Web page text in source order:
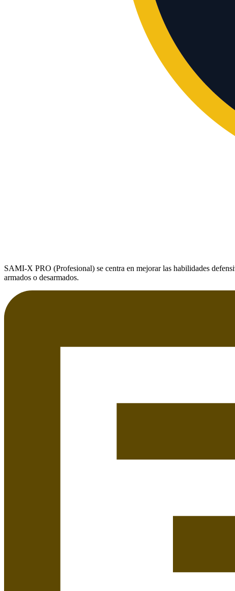
SAMI-X PRO (Profesional) se centra en mejorar las habilidades
armados o desarmados.